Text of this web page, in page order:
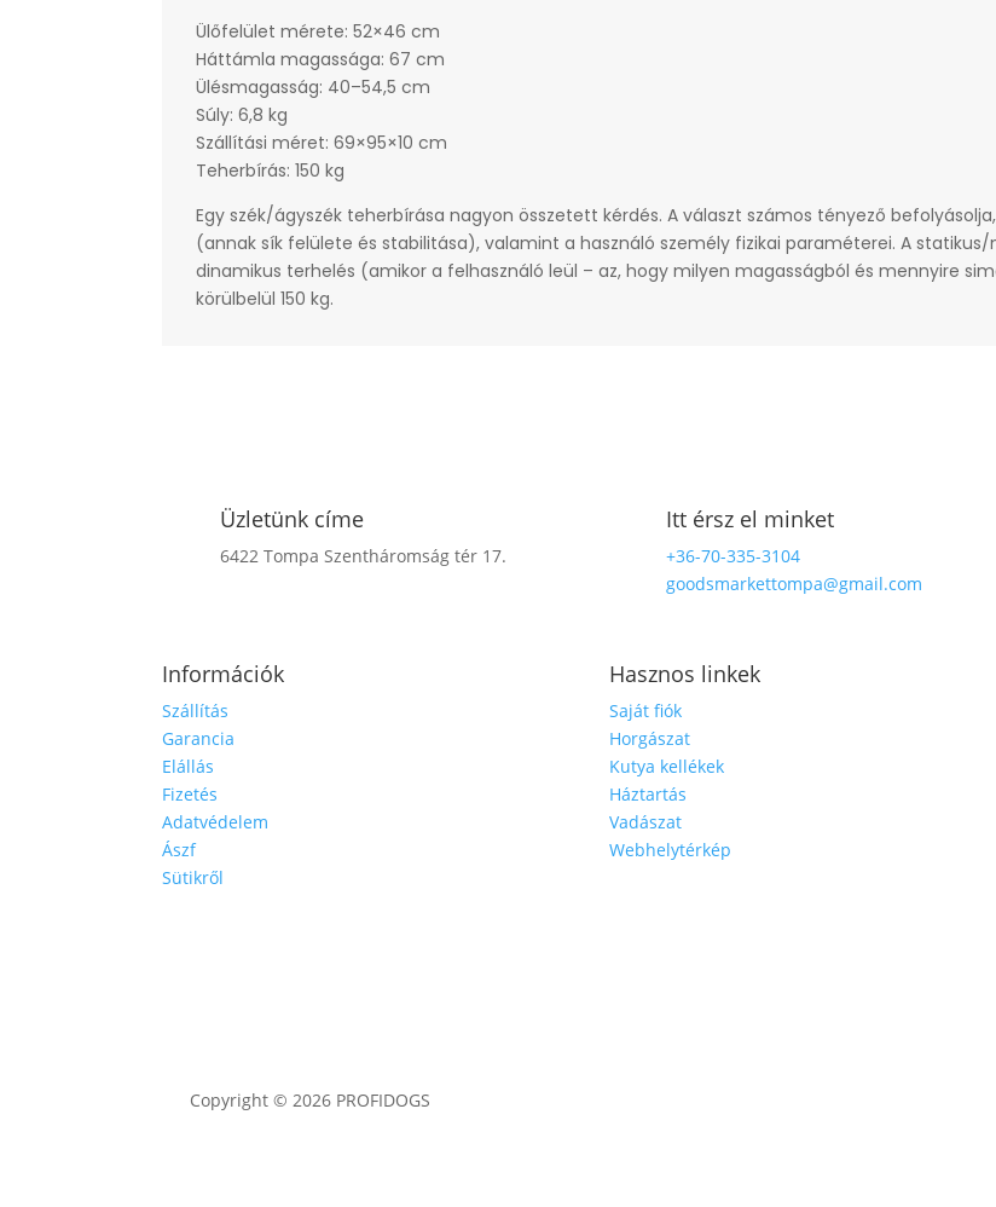
Ülőfelület mérete: 52×46 cm
Háttámla magassága: 67 cm
Ülésmagasság: 40–54,5 cm
Súly: 6,8 kg
Szállítási méret: 69×95×10 cm
Teherbírás: 150 kg
Egy szék/ágyszék teherbírása nagyon összetett kérdés. A választ számos tényező
(annak sík felülete és stabilitása), valamint a használó személy fizikai paraméterei. A
dinamikus terhelés (amikor a felhasználó leül – az, hogy milyen magasságból és mennyire
körülbelül 150 kg.
Üzletünk címe
6422 Tompa Szentháromság tér 17.
Itt érsz el minket
+36-70-335-3104
goodsmarkettompa@gmail.com
Információk
Szállítás
Garancia
Elállás
Fizetés
Adatvédelem
Ászf
Sütikről
Hasznos linkek
Saját fiók
Horgászat
Kutya kellékek
Háztartás
Vadászat
Webhelytérkép
Copyright © 2026 PROFIDOGS